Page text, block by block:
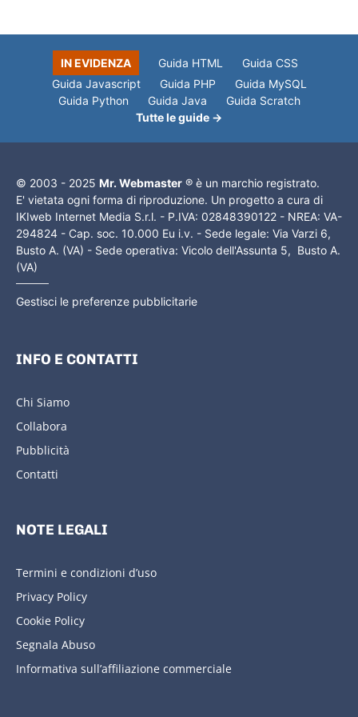
IN EVIDENZA Guida HTML
Guida CSS
Guida Javascript
Guida PHP
Guida MySQL
Guida Python
Guida Java
Guida Scratch
Tutte le guide →
© 2003 - 2025 Mr. Webmaster ® è un marchio registrato.
E' vietata ogni forma di riproduzione. Un progetto a cura di
IKIweb Internet Media S.r.l. - P.IVA: 02848390122 - NREA: VA-
294824 - Cap. soc. 10.000 Eu i.v. - Sede legale: Via Varzi 6,
Busto A. (VA) - Sede operativa: Vicolo dell'Assunta 5, Busto A.
(VA)
Gestisci le preferenze pubblicitarie
INFO E CONTATTI
Chi Siamo
Collabora
Pubblicità
Contatti
NOTE LEGALI
Termini e condizioni d’uso
Privacy Policy
Cookie Policy
Segnala Abuso
Informativa sull’affiliazione commerciale